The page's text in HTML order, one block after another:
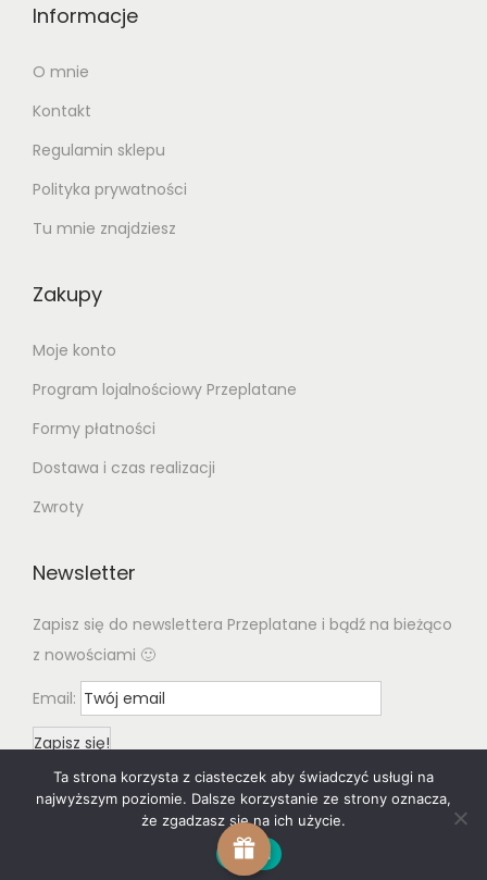
Informacje
O mnie
Kontakt
Regulamin sklepu
Polityka prywatności
Tu mnie znajdziesz
Zakupy
Moje konto
Program lojalnościowy Przeplatane
Formy płatności
Dostawa i czas realizacji
Zwroty
Newsletter
Zapisz się do newslettera Przeplatane i bądź na bieżąco
z nowościami 🙂
Email:
Privacy PolicyAll rights reserved. Designed
Ta strona korzysta z ciasteczek aby świadczyć usługi na
najwyższym poziomie. Dalsze korzystanie ze strony oznacza,
że zgadzasz się na ich użycie.
Zgoda